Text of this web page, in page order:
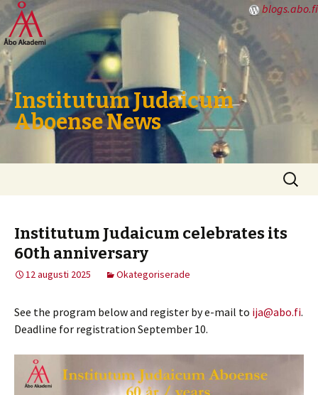
blogs.abo.fi
Institutum Judaicum
Aboense News
Sök
efter:
Institutum Judaicum celebrates its
60th anniversary
12 augusti 2025 Okategoriserade
See the program below and register by e-mail to ija@abo.fi.
Deadline for registration September 10.